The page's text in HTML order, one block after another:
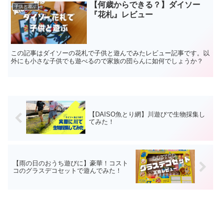
子供と遊ぶ
【何歳からできる？】ダイソー
『花札』レビュー
この記事はダイソーの花札で子供と遊んでみたレビュー記事です。以
外にも小さな子供でも遊べるので家族の団らんに如何でしょうか？
【DAISO魚とり網】川遊びで生物採集し
てみた！
【雨の日のおうち遊びに】豪華！コスト
コのグラスデコセットで遊んでみた！